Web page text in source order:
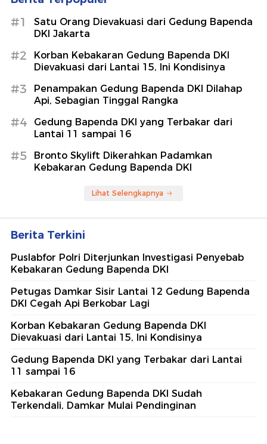
#1
Satu Orang Dievakuasi dari Gedung Bapenda
DKI Jakarta
#2
Korban Kebakaran Gedung Bapenda DKI
Dievakuasi dari Lantai 15, Ini Kondisinya
#3
Penampakan Gedung Bapenda DKI Dilahap
Api, Sebagian Tinggal Rangka
#4
Gedung Bapenda DKI yang Terbakar dari
Lantai 11 sampai 16
#5
Bronto Skylift Dikerahkan Padamkan
Kebakaran Gedung Bapenda DKI
Lihat Selengkapnya
Berita Terkini
Puslabfor Polri Diterjunkan Investigasi Penyebab
Kebakaran Gedung Bapenda DKI
Petugas Damkar Sisir Lantai 12 Gedung Bapenda
DKI Cegah Api Berkobar Lagi
Korban Kebakaran Gedung Bapenda DKI
Dievakuasi dari Lantai 15, Ini Kondisinya
Gedung Bapenda DKI yang Terbakar dari Lantai
11 sampai 16
Kebakaran Gedung Bapenda DKI Sudah
Terkendali, Damkar Mulai Pendinginan